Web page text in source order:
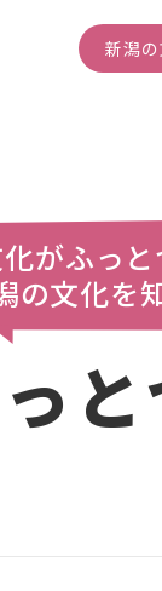
新潟
がふっと
の文化を
と